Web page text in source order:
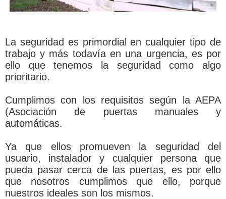
La seguridad es primordial en cualquier tipo de
trabajo y más todavía en una urgencia, es por
ello que tenemos la seguridad como algo
prioritario.
Cumplimos con los requisitos según la AEPA
(Asociación de puertas manuales y
automáticas.
Ya que ellos promueven la seguridad del
usuario, instalador y cualquier persona que
pueda pasar cerca de las puertas, es por ello
que nosotros cumplimos que ello, porque
nuestros ideales son los mismos.